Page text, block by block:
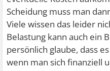
Scheidung muss man
Viele wissen das leider
Belastung kann auch ein
persönlich glaube, dass
wenn man sich finanziell